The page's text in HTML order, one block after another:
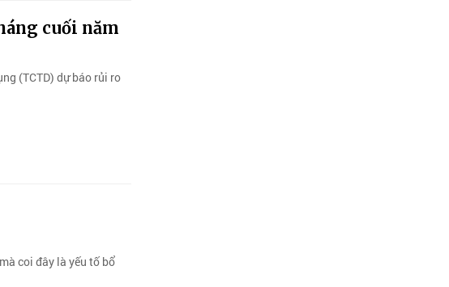
cuối năm
(TCTD) dự báo rủi ro
coi đây là yếu tố bổ